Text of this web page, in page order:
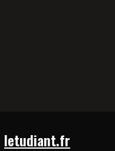
letudiant.fr